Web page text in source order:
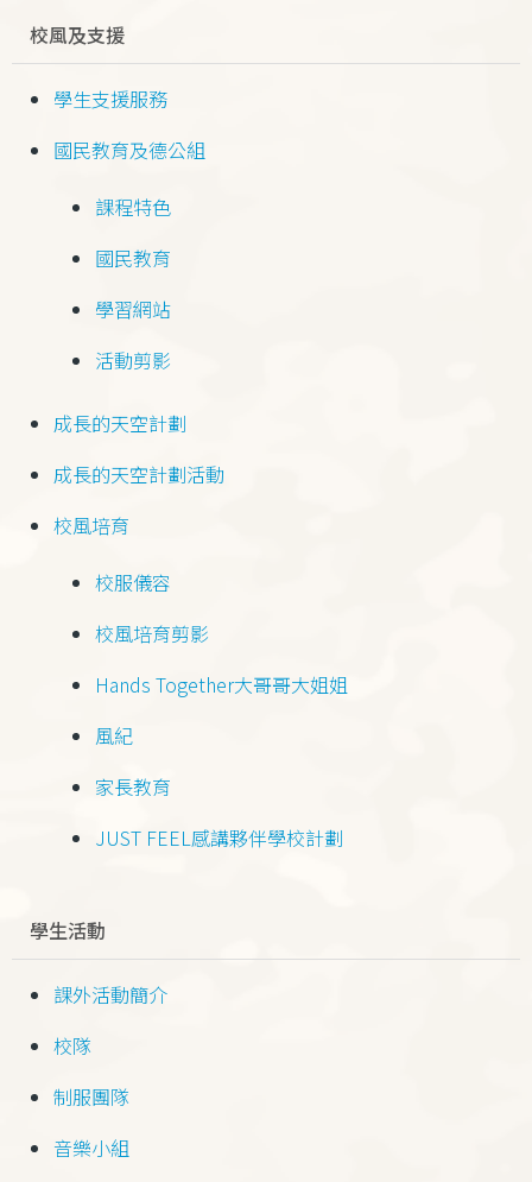
校風及支援
學生支援服務
國民教育及德公組
課程特色
國民教育
學習網站
活動剪影
成長的天空計劃
成長的天空計劃活動
校風培育
校服儀容
校風培育剪影
Hands Together大哥哥大姐姐
風紀
家長教育
JUST FEEL感講夥伴學校計劃
學生活動
課外活動簡介
校隊
制服團隊
音樂小組